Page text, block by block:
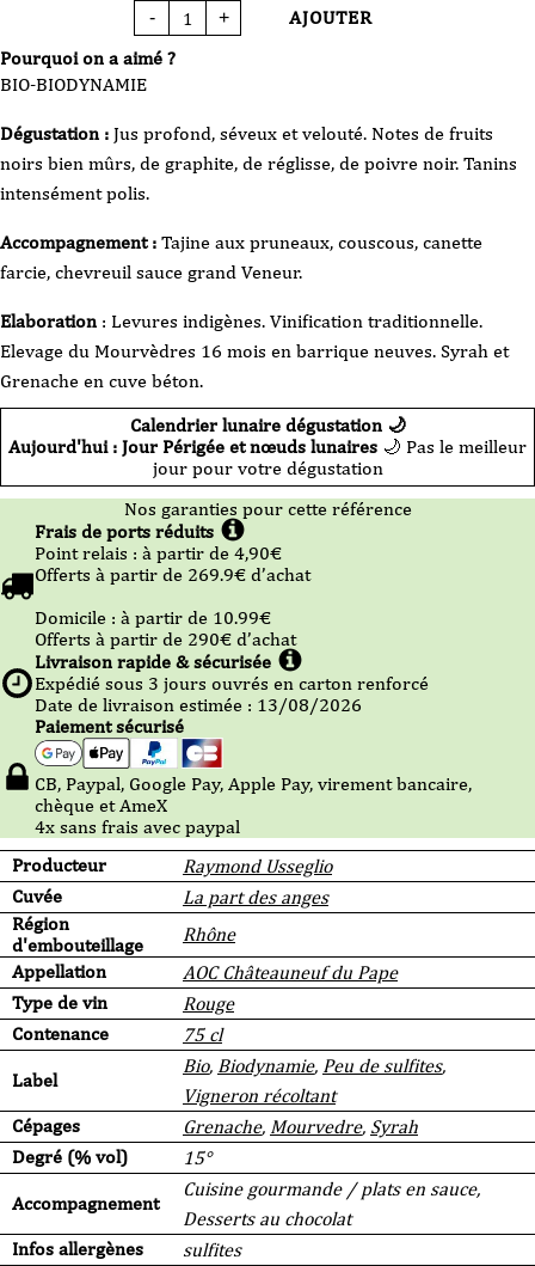
Pourquoi on a aimé ?
BIO-BIODYNAMIE
Dégustation : Jus profond, séveux et velouté. Notes de fruits
noirs bien mûrs, de graphite, de réglisse, de poivre noir. Tanins
intensément polis.
Accompagnement : Tajine aux pruneaux, couscous, canette
farcie, chevreuil sauce grand Veneur.
Elaboration : Levures indigènes. Vinification traditionnelle.
Elevage du Mourvèdres 16 mois en barrique neuves. Syrah et
Grenache en cuve béton.
Calendrier lunaire dégustation 🌙
Aujourd'hui : Jour Périgée et nœuds lunaires 🌙 Pas le meilleur
jour pour votre dégustation
Producteur
Raymond Usseglio
Cuvée
La part des anges
Région
d'embouteillage
Rhône
Appellation
AOC Châteauneuf du Pape
Type de vin
Rouge
Contenance
75 cl
Label
Bio, Biodynamie, Peu de sulfites,
Vigneron récoltant
Cépages
Grenache, Mourvedre, Syrah
Degré (% vol)
15°
Accompagnement
Cuisine gourmande / plats en sauce,
Desserts au chocolat
Infos allergènes
sulfites
-
quantité
de
Rouge
Châteauneuf
Pape
-
2023-
cl
+ AJOUTER
Nos garanties pour cette référence
Frais de ports réduits
Point relais : à partir de 4,90€
Offerts à partir de 269.9€ d’achat
Domicile : à partir de 10.99€
Offerts à partir de 290€ d’achat
Livraison rapide & sécurisée
Expédié sous 3 jours ouvrés en carton renforcé
Date de livraison estimée : 13/08/2026
Paiement sécurisé
CB, Paypal, Google Pay, Apple Pay, virement bancaire,
chèque et AmeX
4x sans frais avec paypal